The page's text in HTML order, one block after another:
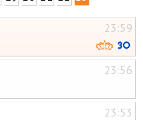
23:59
23:56
23:53